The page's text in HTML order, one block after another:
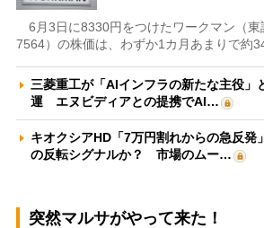
6月3日に8330円をつけたワークマン（東
7564）の株価は、わずか1カ月あまりで約
三菱重工が「AIインフラの新たな主役」
運 エヌビディアとの提携でAI…
キオクシアHD「7万円割れからの急反発
の反転シグナルか？ 市場のムー…
突然マルサがやって来た！